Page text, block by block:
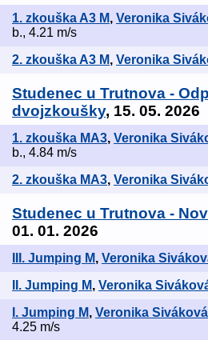
1. zkouška A3 M, Veronika
b., 4.21 m/s
2. zkouška A3 M, Veronika
Studenec u Trutnova -
dvojzkoušky, 15. 05. 2026
1. zkouška MA3, Veronika
b., 4.84 m/s
2. zkouška MA3, Veronika
Studenec u Trutnova -
01. 01. 2026
III. Jumping M, Veronika
II. Jumping M, Veronika
I. Jumping M, Veronika Siváková
4.25 m/s